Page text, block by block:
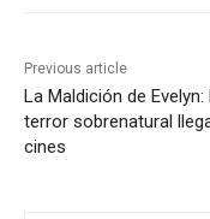
Previous article
La Maldición de Evelyn:
terror sobrenatural
cines